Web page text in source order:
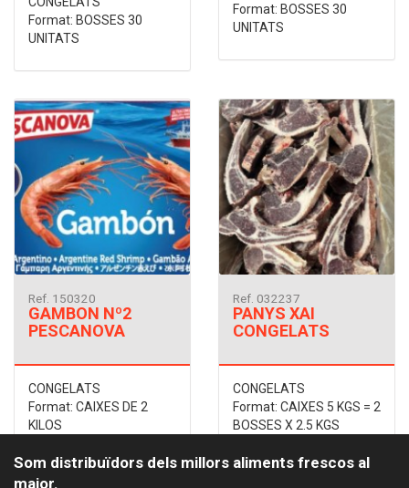
Format: BOSSES 30
UNITATS
Format: BOSSES 30
UNITATS
Ref. 150320
GAMBON Nº2
PESCANOVA
CONGELATS
Format: CAIXES DE 2
KILOS
Ref. 032237
PANYS XAI
CONGELATS
CONGELATS
Format: CAIXES 5 KGS = 2
BOSSES X 2.5 KGS
Som distribuïdors dels millors aliments frescos al
major.